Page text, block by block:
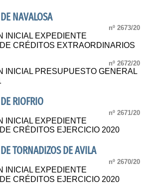
NAVALOSA
nº 2673/20
INICIAL EXPEDIENTE
CRÉDITOS EXTRAORDINARIOS
nº 2672/20
INICIAL PRESUPUESTO GENERAL
RIOFRIO
nº 2671/20
INICIAL EXPEDIENTE
CRÉDITOS EJERCICIO 2020
TORNADIZOS DE AVILA
nº 2670/20
INICIAL EXPEDIENTE
CRÉDITOS EJERCICIO 2020